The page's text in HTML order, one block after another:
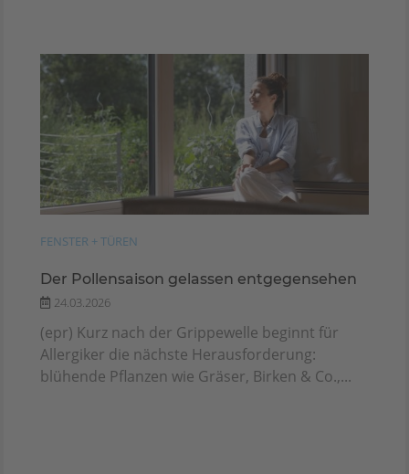
FENSTER + TÜREN
Der Pollensaison gelassen entgegensehen
24.03.2026
(epr) Kurz nach der Grippewelle beginnt für
Allergiker die nächste Herausforderung:
blühende Pflanzen wie Gräser, Birken & Co.,...